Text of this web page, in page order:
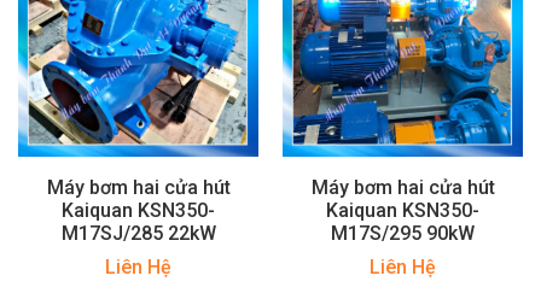
Máy bơm hai cửa hút
Kaiquan KSN350-
M17SJ/285 22kW
Liên Hệ
Máy bơm hai cửa hút
Kaiquan KSN350-
M17S/295 90kW
Liên Hệ